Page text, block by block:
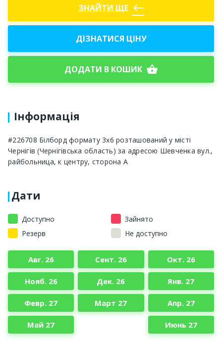
ЗНАЙТИ ЩЕ west
ДІЗНАТИСЯ ЦІНУ
ДОДАТИ В КОШИК shopping_basket
Інформація
#226708 Білборд формату 3x6 розташований у місті
Чернігів (Чернігівська область) за адресою Шевченка вул.,
райбольница, к центру, сторона A
Дати
Доступно
Зайнято
Резерв
Не доступно
Авг. 26 Сент. 26 Окт. 26
Нояб. 26 Дек. 26 Янв. 27
Февр. 27 Март 27 Апр. 27
Май 27 Июнь 27